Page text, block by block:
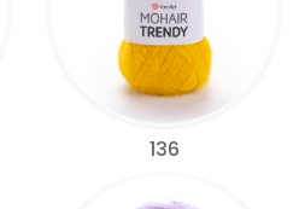
136